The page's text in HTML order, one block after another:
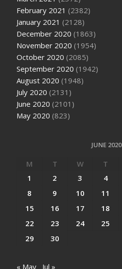
February 2021 (2382)
January 2021 (2128)
December 2020 (1863)
November 2020 (1954)
October 2020 (2085)
September 2020 (1942)
August 2020 (1948)
July 2020 (2131)
June 2020 (2101)
May 2020 (823)
JUNE 2020
M T W T
1
2 3 4
8
9 10 11
15
16 17 18
22
23 24 25
29
30
« May Jul »